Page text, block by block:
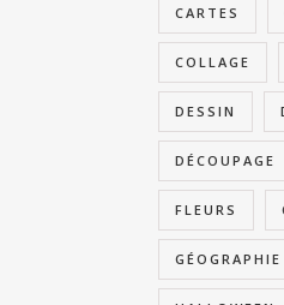
CARTES
COLLAGE
DESSIN
DÉCOUPAGE
FLEURS
GÉOGRAPHIE